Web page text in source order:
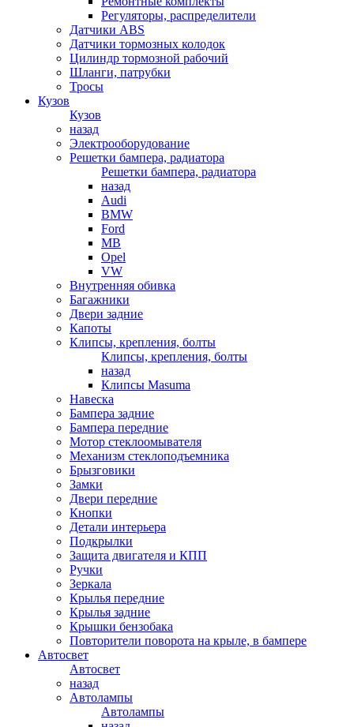
Регуляторы, распределители
Датчики ABS
Датчики тормозных колодок
Цилиндр тормозной рабочий
Шланги, патрубки
Тросы
Кузов
Кузов
назад
Электрооборудование
Решетки бампера, радиатора
Решетки бампера, радиатора
назад
Audi
BMW
Ford
MB
Opel
VW
Внутренняя обивка
Багажники
Двери задние
Капоты
Клипсы, крепления, болты
Клипсы, крепления, болты
назад
Клипсы Masuma
Навеска
Бампера задние
Бампера передние
Мотор стеклоомывателя
Механизм стеклоподъемника
Брызговики
Замки
Двери передние
Кнопки
Детали интерьера
Подкрылки
Защита двигателя и КПП
Ручки
Зеркала
Крылья передние
Крылья задние
Крышки бензобака
Повторители поворота на крыле, в бампере
Автосвет
Автосвет
назад
Автолампы
Автолампы